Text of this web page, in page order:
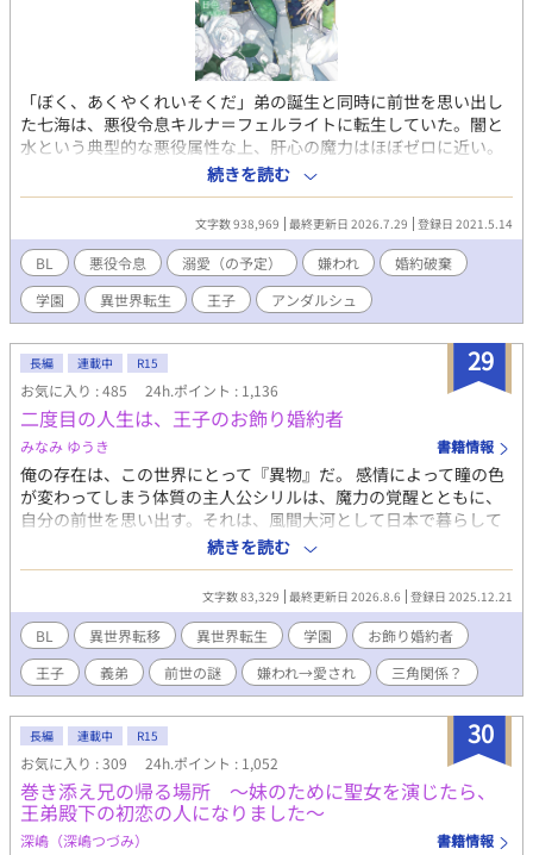
「ぼく、あくやくれいそくだ」弟の誕生と同時に前世を思い出し
た七海は、悪役令息キルナ＝フェルライトに転生していた。闇と
水という典型的な悪役属性な上、肝心の魔力はほぼゼロに近い。
雑魚キャラで死亡フラグ立ちまくりの中、なぜか第一王子に溺愛
され！？
続きを読む
文字数 938,969 最終更新日 2026.7.29 登録日 2021.5.14
BL 悪役令息 溺愛（の予定） 嫌われ
婚約破棄
学園
異世界転生 王子 アンダルシュ
29
長編 連載中 R15
お気に入り : 485 24h.ポイント : 1,136
二度目の人生は、王子のお飾り婚約者
みなみ ゆうき 書籍情報
俺の存在は、この世界にとって『異物』だ。 感情によって瞳の色
が変わってしまう体質の主人公シリルは、魔力の覚醒とともに、
自分の前世を思い出す。それは、風間大河として日本で暮らして
いた記憶だけでなく、ある日突然、知らない世界に迷い込み、誰
からも必要とされず、わけもわからないまま、二十八年の人生が
強制終了したというつらい記憶だった。 生まれ変わったこの場所
が、前世の自分を、まるで異物のように排除した世界だと気付き
絶望するも、今度こそ自分の力で未来を切り開いていこうと決意
する。 しかし、魔力の多い人間が王族の婚約者となる厄介な慣習
のせいで、王子の婚約者に選ばれてしまい、公爵家の養子となる
ことに。前世で王族や貴族に良い印象がないシリルは、婚約者か
ら嫌われているのをいいことに、婚約破棄してもらえるよう画策
するも、なぜかそこに同じ歳の義弟も絡んできて、望まない方向
へ勝手に人生が進んでいき、更には前世の自分にまつわる真実を
知ることに…… 嫌われからの溺愛。カップリングはネタバレにな
るので表記していません。
続きを読む
文字数 83,329 最終更新日 2026.8.6 登録日 2025.12.21
BL 異世界転移 異世界転生 学園
お飾り婚約者
王子
義弟 前世の謎 嫌われ→愛され 三角関係？
30
長編 連載中 R15
お気に入り : 309 24h.ポイント : 1,052
巻き添え兄の帰る場所 〜妹のために聖女を演じたら、
王弟殿下の初恋の人になりました〜
深嶋（深嶋つづみ） 書籍情報